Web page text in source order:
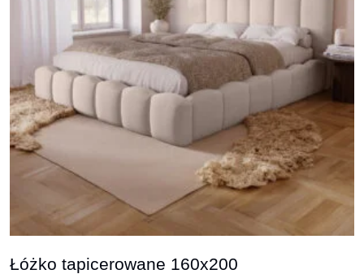
Łóżko tapicerowane 160x200